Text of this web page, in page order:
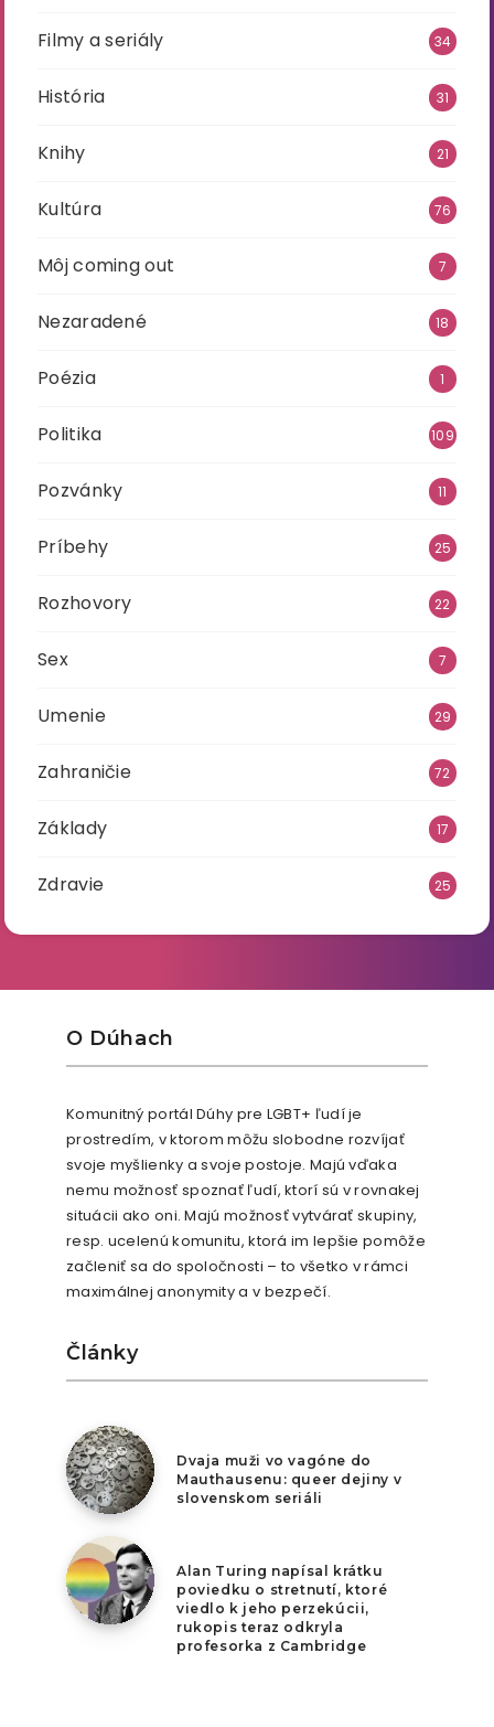
Filmy a seriály 34
História 31
Knihy 21
Kultúra 76
Môj coming out 7
Nezaradené 18
Poézia 1
Politika 109
Pozvánky 11
Príbehy 25
Rozhovory 22
Sex 7
Umenie 29
Zahraničie 72
Základy 17
Zdravie 25
O Dúhach
Komunitný portál Dúhy pre LGBT+ ľudí je
prostredím, v ktorom môžu slobodne rozvíjať
svoje myšlienky a svoje postoje. Majú vďaka
nemu možnosť spoznať ľudí, ktorí sú v rovnakej
situácii ako oni. Majú možnosť vytvárať skupiny,
resp. ucelenú komunitu, ktorá im lepšie pomôže
začleniť sa do spoločnosti – to všetko v rámci
maximálnej anonymity a v bezpečí.
Články
Dvaja muži vo vagóne do
Mauthausenu: queer dejiny v
slovenskom seriáli
Alan Turing napísal krátku
poviedku o stretnutí, ktoré
viedlo k jeho perzekúcii,
rukopis teraz odkryla
profesorka z Cambridge